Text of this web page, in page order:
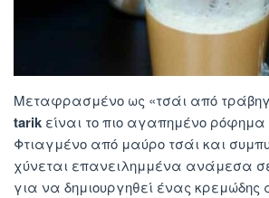
Μεταφρασμένο ως «τσάι από
tarik είναι το πιο αγαπημένο
Φτιαγμένο από μαύρο τσάι και
χύνεται επανειλημμένα ανάμεσα
για να δημιουργηθεί ένας κρεμώδης